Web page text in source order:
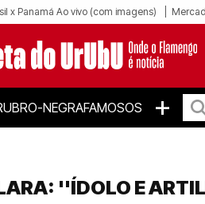
x Panamá Ao vivo (com imagens)
NEGRAFAMOSOS +
''ÍDOLO E